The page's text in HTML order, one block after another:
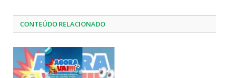
CONTEÚDO RELACIONADO